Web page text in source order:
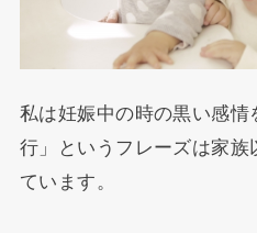
私は妊娠中の時の黒い感
行」というフレーズは家族
ています。